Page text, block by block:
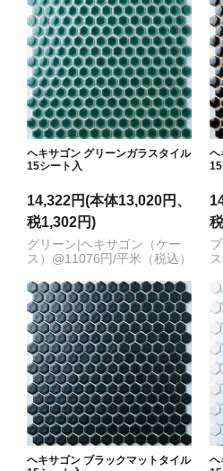
ヘキサゴン グリーンガラスタイル
15シート入
14,322円(本体13,020円、
税1,302円)
グリーン|ヘキサゴン（ケー
ス）@11076円/平米（税込）
ヘ
ヘキサゴン ブラックマットタイル
ヘ